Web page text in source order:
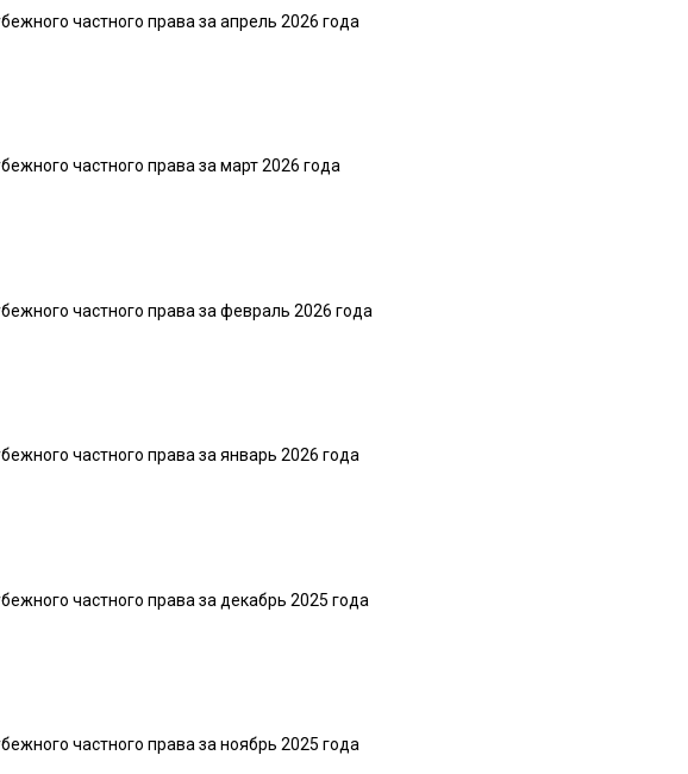
частного права за апрель 2026 года
частного права за март 2026 года
частного права за февраль 2026 года
частного права за январь 2026 года
частного права за декабрь 2025 года
частного права за ноябрь 2025 года